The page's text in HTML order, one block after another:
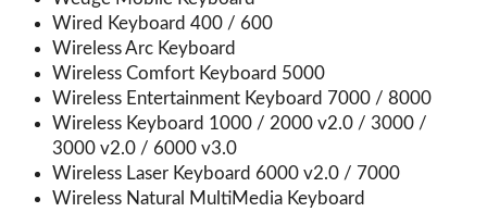
Wired Keyboard 400 / 600
Wireless Arc Keyboard
Wireless Comfort Keyboard 5000
Wireless Entertainment Keyboard 7000 / 8000
Wireless Keyboard 1000 / 2000 v2.0 / 3000 /
3000 v2.0 / 6000 v3.0
Wireless Laser Keyboard 6000 v2.0 / 7000
Wireless Natural MultiMedia Keyboard